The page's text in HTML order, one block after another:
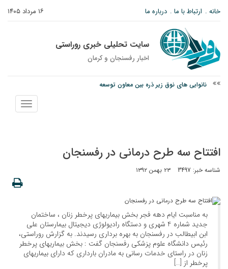
۱۶ مرداد ۱۴۰۵ خانه ارتباط با ما درباره ما
سایت تحلیلی خبری روراستی
اخبار رفسنجان و كرمان
نانوایی های نوق زیر ذره بین معاون توسعه
نمایش
منو
افتتاح سه طرح درمانی در رفسنجان
شناسه خبر: 3497 ۲۳ بهمن ۱۳۹۲
به مناسبت ایام دهه فجر بخش بیماریهای پرخطر زنان ، ساختمان
جدید شماره 4 شهری و دستگاه رادیولوژی دیجیتال بیمارستان علی
ابن ابیطالب در رفسنجان به بهره برداری رسیدند. به گزارش روراستی،
رئیس دانشگاه علوم پزشکی رفسنجان گفت : بخش بیماریهای پرخطر
زنان در راستای خدمات رسانی به مادران بارداری که دارای بیماریهای
پرخطر از […]